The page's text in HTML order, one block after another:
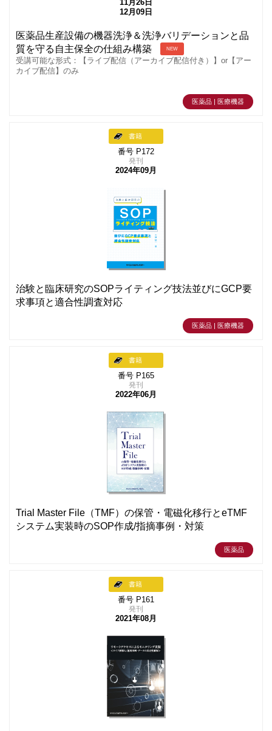
11月26日
12月09日
医薬品生産設備の機器洗浄＆洗浄バリデーションと品
質を守る自主保全の仕組み構築
NEW
受講可能な形式：【ライブ配信（アーカイブ配信付き）】or【アー
カイブ配信】のみ
医薬品 | 医療機器
書籍
番号 P172
発刊
2024年09月
治験と臨床研究のSOPライティング技法並びにGCP要
求事項と適合性調査対応
医薬品 | 医療機器
書籍
番号 P165
発刊
2022年06月
Trial Master File（TMF）の保管・電磁化移行とeTMF
システム実装時のSOP作成/指摘事例・対策
医薬品
書籍
番号 P161
発刊
2021年08月